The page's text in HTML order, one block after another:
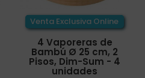
Venta Exclusiva Online
4 Vaporeras de
Bambú Ø 25 cm, 2
Pisos, Dim-Sum - 4
unidades